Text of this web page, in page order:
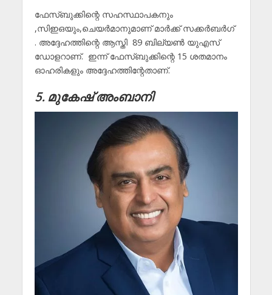
ഫേസ്ബുക്കിന്റെ സഹസ്ഥാപകനും
,സിഇഒയും,ചെയർമാനുമാണ് മാർക്ക് സക്കർബർഗ്
. അദ്ദേഹത്തിന്റെ ആസ്തി 89 ബില്യൺ യുഎസ്
ഡോളറാണ്. ഇന്ന് ഫേസ്ബുക്കിന്റെ 15 ശതമാനം
ഓഹരികളും അദ്ദേഹത്തിന്റേതാണ്.
5. മുകേഷ് അംബാനി